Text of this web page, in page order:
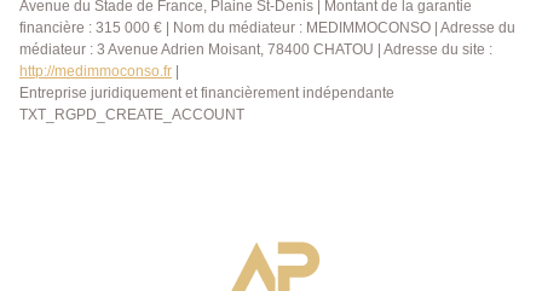
Avenue du Stade de France, Plaine St-Denis | Montant de la garantie
financière : 315 000 € | Nom du médiateur : MEDIMMOCONSO | Adresse du
médiateur : 3 Avenue Adrien Moisant, 78400 CHATOU | Adresse du site :
http://medimmoconso.fr
Entreprise juridiquement et financièrement indépendante
TXT_RGPD_CREATE_ACCOUNT